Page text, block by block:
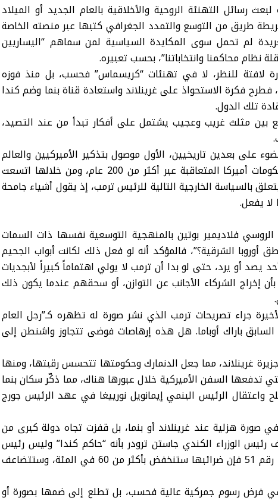
رسائل التهنئة الروحية والأخلاقية بالعام الجديد أو الميلاد
طريق من التوسع والتمدد الجغرافي كتبها عبر منصته الخاصة
عددها 30 رسالة أو تغريدة لم تحمل سوى المكايدة السياسية لمن سماهم “اليساريين
نظام محاكمنا وانتخاباتنا”، بحسب تعبيره.
لافتة للنظر، لا في تهنئات “كريسماس” فحسب، بل منذ فوزه
فطرح فكرة الاستحواذ على غرينلاند واستعادة قناة بنما وضم كندا
تلك الدول.
بين مثلث غريب وعجيب يشتمل على أفكار تبدأ من عند التصيد،
على بعدين تاريخيين، الأول موصول بتذكير الأميركيين والعالم
بكثير من الصفقات الجغرافية التي عقدتها حكومات أميركا المتعاقبة عبر أكثر من 200 عام، ومن خلالها اتسعت
بالسياسة الخارجية التالية للرئيس ترمب، إذ يقول أشياء جامحة
لا يفعل.
فلاديمير بوتين بالمنهجية التوسعية نفسها ذات السمات
أوروبا الشرقية؟”، فالمؤكد أنه لو فعل ذلك لكانت أبواب الجحيم
أو يرد، حتى لو بدا أن ترمب لا يولي اهتماماً كبيراً لأبجديات
إخراج الشركاء الأجانب عن التوازن، أو سحقهم عندما يكون ذلك
جراء تصريحات ترمب الذي نشر صورة له تظهره كـ”رجل العام
باراك أوباما. هل هذه إرهاصات فوضى تتجاوز واشنطن إلى
غرينلاند، مما جعل الدنمارك وحكومتها تتحسس رقبتها، ومنها
تدفعها السفن الأميركية خلال عبورها هناك، مما ذكّر سكان بنما
واعتقال الرئيس البنمي إيمانويل نورييغا في عهد الرئيس جورج
صورة هزلية عند غرينلاند أو بنما، بل قفزت تجاه دولة كبرى من
الوزراء الكندي جاستن ترودر بأنه “حاكم كندا” وليس رئيس
وزرائها، قائلا إنه “في حال أصبحت كندا ولايتنا رقم 51 فإن ضرائبها ستنخفض بأكثر من 60 في المئة، وستتضاعف
في فرض رسوم جمركية عالية فحسب، بل تطلع إلى ضمها بصورة أو